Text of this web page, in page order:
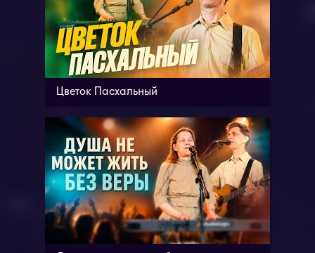
Цветок Пасхальный